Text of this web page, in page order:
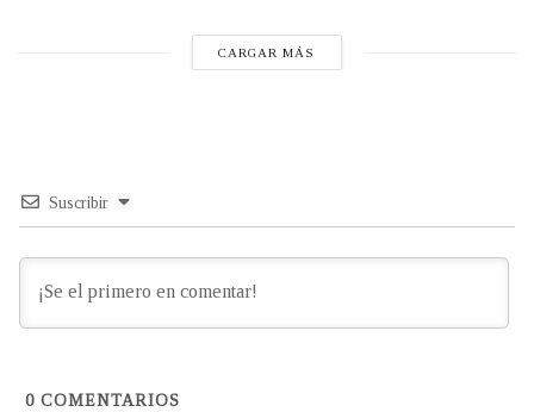
CARGAR MÁS
Suscribir
0 COMENTARIOS